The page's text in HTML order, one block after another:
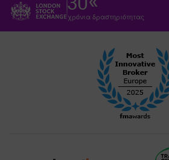
χρόνια δραστηριότητας